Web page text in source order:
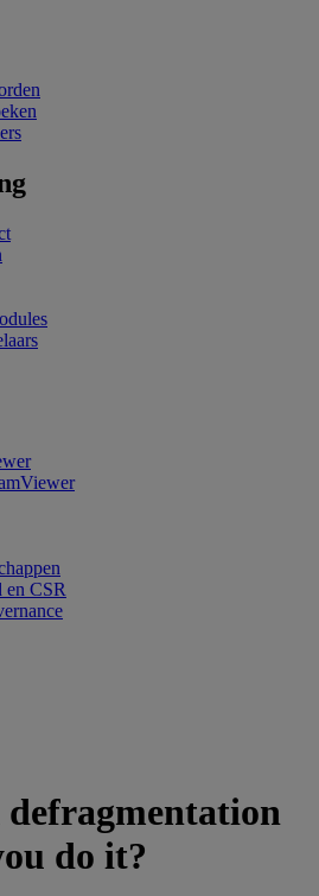
en CSR
do it?